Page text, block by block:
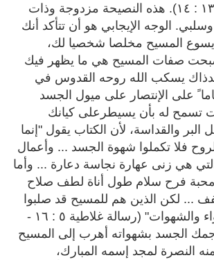
(رسالة رومية ١٣ : ١٤). هذه النصيحة مزدوجة وذات
الوجه الإيجابي هو أن تتأكد أنك
المسيح مخلصا شخصيا لك،
صفات المسيح هي ما يظهر فيك
يسكب الله روحه القدوس في
على الإنتصار على ميول الجسد
تسمح له بأن يسيطرعلى كيانك
والقداسة، لأن الكتاب يقول "إنما
فلا تكملوا شهوة الجسد ... وأعمال
هي زنى عهارة نجاسة دعارة ... وأما
محبة فرح سلام طول أناة لطف صلاح
... لكن الذين هم للمسيح قد صلبوا
الجسد مع الاهواء والشهوات" (رسالة غلاطية ٥ : ١٦ -
الجسد بشهواته أهرب إلى المسيح
منه النصرة لمجد إسمه المبارك،